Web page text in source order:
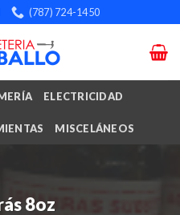
(787) 724-1450
ELECTRICIDAD
MISCELÁNEOS
8oz